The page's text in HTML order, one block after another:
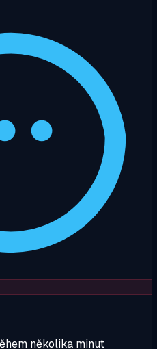
několika minut